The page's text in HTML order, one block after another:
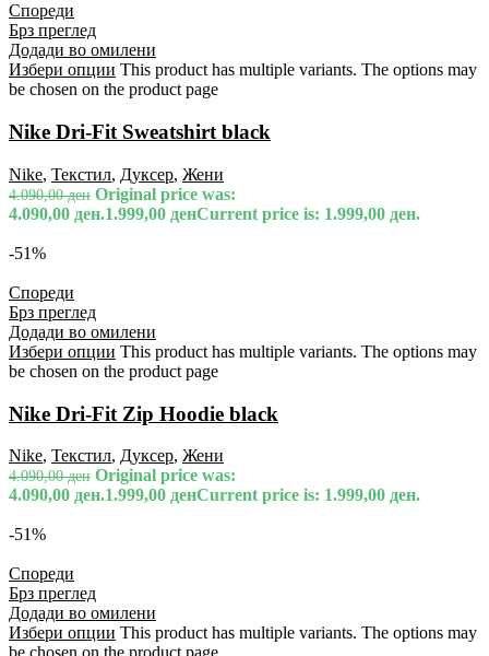
Спореди
Брз преглед
Додади во омилени
Избери опции This product has multiple variants. The options may
be chosen on the product page
Nike Dri-Fit Sweatshirt black
Nike, Текстил, Дуксер, Жени
4.090,00ден Original price was:
4.090,00 ден.1.999,00 денCurrent price is: 1.999,00 ден.
-51%
Спореди
Брз преглед
Додади во омилени
Избери опции This product has multiple variants. The options may
be chosen on the product page
Nike Dri-Fit Zip Hoodie black
Nike, Текстил, Дуксер, Жени
4.090,00ден Original price was:
4.090,00 ден.1.999,00 денCurrent price is: 1.999,00 ден.
-51%
Спореди
Брз преглед
Додади во омилени
Избери опции This product has multiple variants. The options may